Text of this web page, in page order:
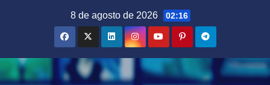
8 de agosto de 2026 02:16